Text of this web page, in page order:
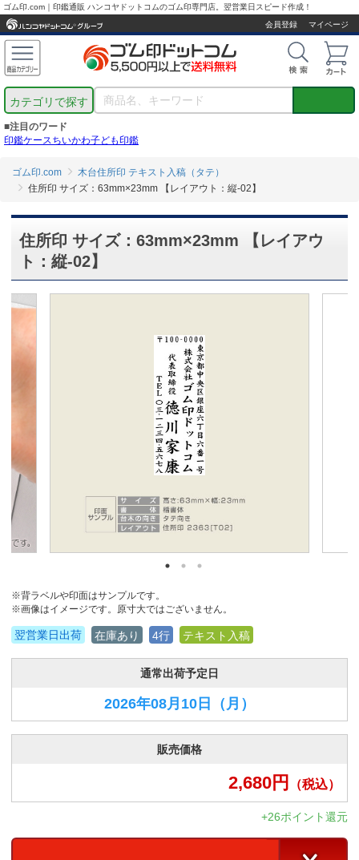
ゴム印.com｜印鑑通販 ハンコヤドットコムのゴム印専門店。翌営業日スピード作成！
会員登録
マイページ
カテゴリで探す
■注目のワード
印鑑ケースちいかわ子ども印鑑
ゴム印.com
木台住所印 テキスト入稿（タテ）
住所印 サイズ：63mm×23mm 【レイアウト：縦-02】
住所印 サイズ：63mm×23mm 【レイアウ
ト：縦-02】
※背ラベルや印面はサンプルです。
※画像はイメージです。原寸大ではございません。
翌営業日出荷 在庫あり 4行 テキスト入稿
通常出荷予定日
2026年08月10日 （月）
販売価格
2,680円 （税込）
+26ポイント還元